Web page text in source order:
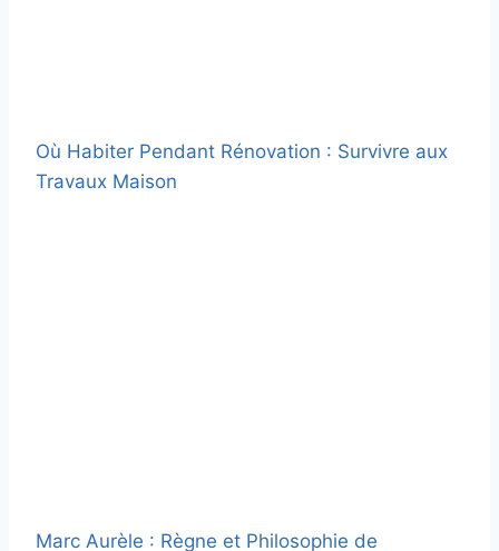
Où Habiter Pendant Rénovation : Survivre aux
Travaux Maison
Marc Aurèle : Règne et Philosophie de